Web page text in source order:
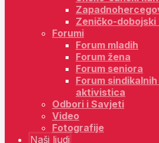
Zeničko-dobojski
Forumi
Forum mladih
Forum žena
Forum seniora
Forum
aktivistica
Odbori i Savjeti
Video
Fotografije
Naši ljudi